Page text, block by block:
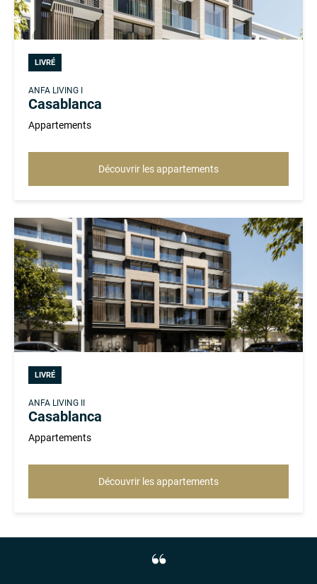
LIVRÉ
ANFA LIVING I
Casablanca
Appartements
Découvrir les appartements
LIVRÉ
ANFA LIVING II
Casablanca
Appartements
Découvrir les appartements